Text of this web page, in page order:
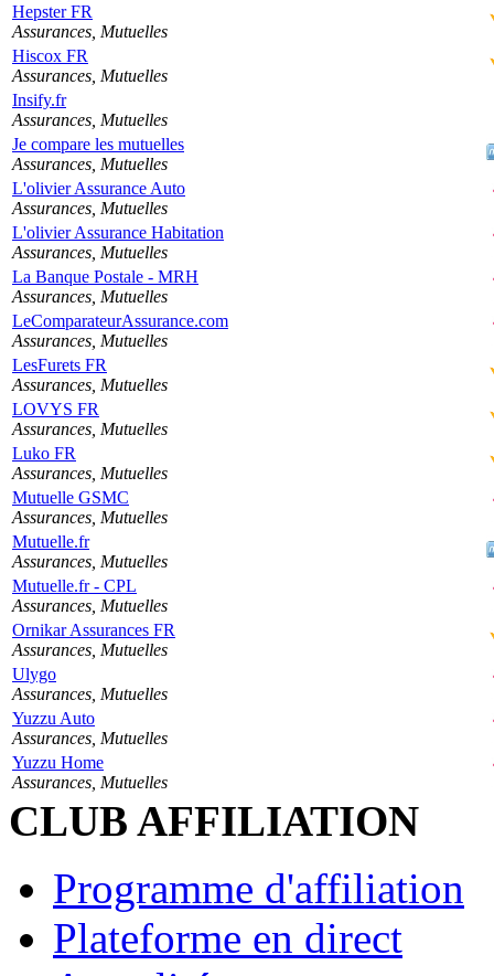
Hepster FR
Assurances, Mutuelles
Hiscox FR
Assurances, Mutuelles
Insify.fr
Assurances, Mutuelles
Je compare les mutuelles
Assurances, Mutuelles
L'olivier Assurance Auto
Assurances, Mutuelles
L'olivier Assurance Habitation
Assurances, Mutuelles
La Banque Postale - MRH
Assurances, Mutuelles
LeComparateurAssurance.com
Assurances, Mutuelles
LesFurets FR
Assurances, Mutuelles
LOVYS FR
Assurances, Mutuelles
Luko FR
Assurances, Mutuelles
Mutuelle GSMC
Assurances, Mutuelles
Mutuelle.fr
Assurances, Mutuelles
Mutuelle.fr - CPL
Assurances, Mutuelles
Ornikar Assurances FR
Assurances, Mutuelles
Ulygo
Assurances, Mutuelles
Yuzzu Auto
Assurances, Mutuelles
Yuzzu Home
Assurances, Mutuelles
CLUB AFFILIATION
Programme d'affiliation
Plateforme en direct